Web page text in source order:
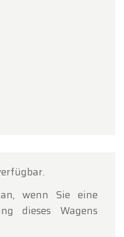
wenn Sie eine
dieses Wagens